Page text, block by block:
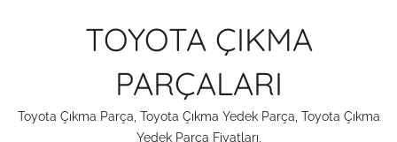
TOYOTA ÇIKMA
PARÇALARI
Toyota Çıkma Parça, Toyota Çıkma Yedek Parça, Toyota Çıkma
Yedek Parça Fiyatları,